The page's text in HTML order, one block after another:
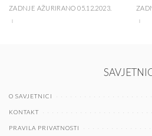
ZADNJE AŽURIRANO 05.12.2023.
O SAVJETNICI
KONTAKT
PRAVILA PRIVATNOSTI